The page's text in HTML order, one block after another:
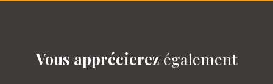
Vous apprécierez également